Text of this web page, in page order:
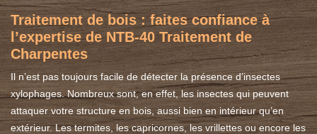
Traitement de bois : faites confiance à
l’expertise de NTB-40 Traitement de
Charpentes
Il n’est pas toujours facile de détecter la présence d’insectes
xylophages. Nombreux sont, en effet, les insectes qui peuvent
attaquer votre structure en bois, aussi bien en intérieur qu’en
extérieur. Les termites, les capricornes, les vrillettes ou encore les